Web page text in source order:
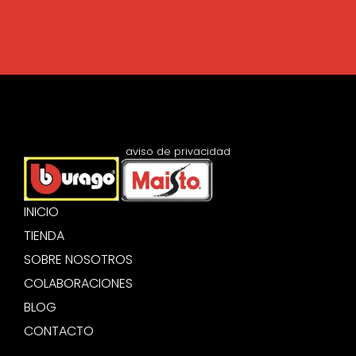
INICIO
TIENDA
SOBRE NOSOTROS
COLABORACIONES
BLOG
CONTACTO
aviso de privacidad